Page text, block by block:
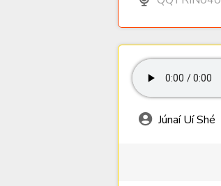
Júnaí Uí Shé